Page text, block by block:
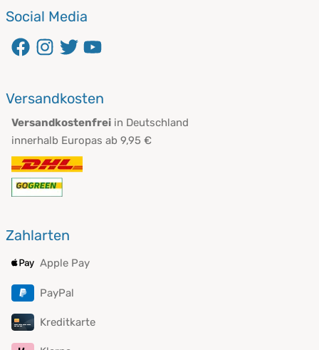
Social Media
Versandkosten
Versandkostenfrei in Deutschland
innerhalb Europas ab 9,95 €
Zahlarten
Apple Pay
PayPal
Kreditkarte